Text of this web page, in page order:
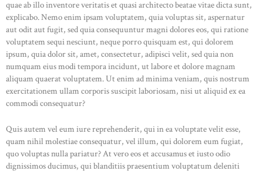
quae ab illo inventore veritatis et quasi architecto beatae vitae dicta sunt,
explicabo. Nemo enim ipsam voluptatem, quia voluptas sit, aspernatur
aut odit aut fugit, sed quia consequuntur magni dolores eos, qui ratione
voluptatem sequi nesciunt, neque porro quisquam est, qui dolorem
ipsum, quia dolor sit, amet, consectetur, adipisci velit, sed quia non
numquam eius modi tempora incidunt, ut labore et dolore magnam
aliquam quaerat voluptatem. Ut enim ad minima veniam, quis nostrum
exercitationem ullam corporis suscipit laboriosam, nisi ut aliquid ex ea
commodi consequatur?
Quis autem vel eum iure reprehenderit, qui in ea voluptate velit esse,
quam nihil molestiae consequatur, vel illum, qui dolorem eum fugiat,
quo voluptas nulla pariatur? At vero eos et accusamus et iusto odio
dignissimos ducimus, qui blanditiis praesentium voluptatum deleniti